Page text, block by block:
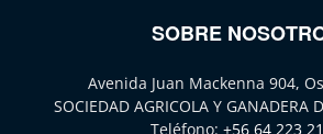
SOBRE
Avenida Juan Mackenna 904,
SOCIEDAD AGRICOLA Y GANADERA
Teléfono: +56 64 223